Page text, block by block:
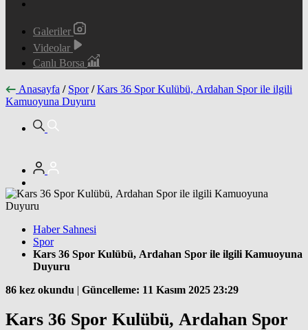
Galeriler
Videolar
Canlı Borsa
Anasayfa / Spor / Kars 36 Spor Kulübü, Ardahan Spor ile ilgili
Kamuoyuna Duyuru
Haber Sahnesi
Spor
Kars 36 Spor Kulübü, Ardahan Spor ile ilgili Kamuoyuna
Duyuru
86 kez okundu | Güncelleme: 11 Kasım 2025 23:29
Kars 36 Spor Kulübü, Ardahan Spor